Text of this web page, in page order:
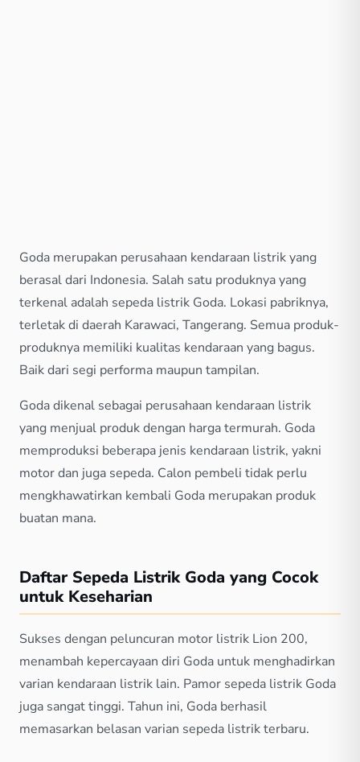
Goda merupakan perusahaan kendaraan listrik yang
berasal dari Indonesia. Salah satu produknya yang
terkenal adalah sepeda listrik Goda. Lokasi pabriknya,
terletak di daerah Karawaci, Tangerang. Semua produk-
produknya memiliki kualitas kendaraan yang bagus.
Baik dari segi performa maupun tampilan.
Goda dikenal sebagai perusahaan kendaraan listrik
yang menjual produk dengan harga termurah. Goda
memproduksi beberapa jenis kendaraan listrik, yakni
motor dan juga sepeda. Calon pembeli tidak perlu
mengkhawatirkan kembali Goda merupakan produk
buatan mana.
Daftar Sepeda Listrik Goda yang Cocok
untuk Keseharian
Sukses dengan peluncuran motor listrik Lion 200,
menambah kepercayaan diri Goda untuk menghadirkan
varian kendaraan listrik lain. Pamor sepeda listrik Goda
juga sangat tinggi. Tahun ini, Goda berhasil
memasarkan belasan varian sepeda listrik terbaru.